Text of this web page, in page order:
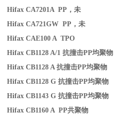
Hifax CA7201A PP ，未
Hifax CA721GW PP ，未
Hifax CAE100 A TPO
Hifax CB1128 A/1抗撞击PP均聚物
Hifax CB1128 A抗撞击PP均聚物
Hifax CB1128 G抗撞击PP均聚物
Hifax CB1143 G抗撞击PP均聚物
Hifax CB1160 A PP共聚物